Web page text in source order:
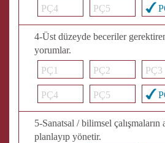
PÇ4 PÇ5
4-Üst düzeyde beceriler
yorumlar.
PÇ1
PÇ2 PÇ3
PÇ4 PÇ5
5-Sanatsal / bilimsel çalışmaların
planlayıp yönetir.